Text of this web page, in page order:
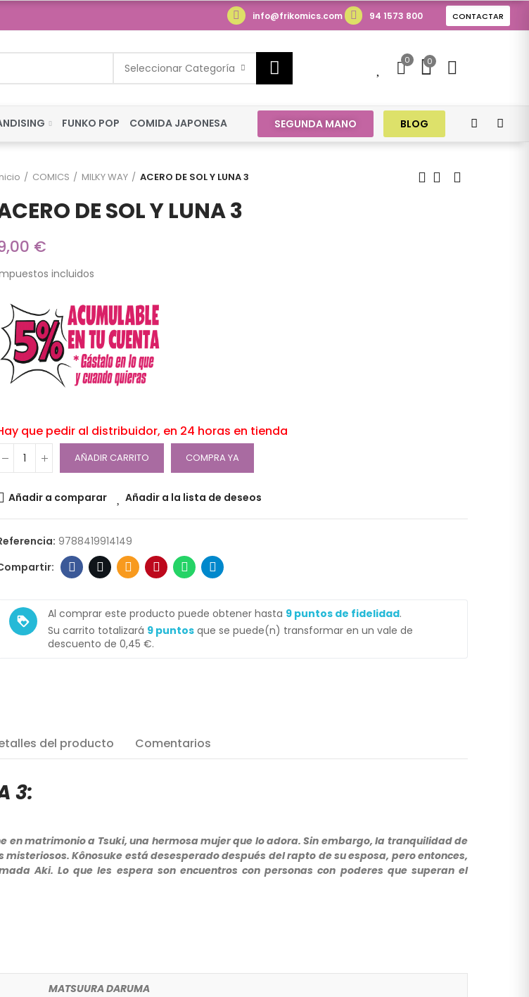
info@frikomics.com 94 1573 800 CONTACTAR
Seleccionar Categoría
0 0
FUNKO POP COMIDA JAPONESA SEGUNDA MANO BLOG
COMICS MILKY WAY ACERO DE SOL Y LUNA 3
DE SOL Y LUNA 3
€
incluidos
que pedir al distribuidor, en 24 horas en tienda
AÑADIR CARRITO COMPRA YA
Añadir a comparar Añadir a la lista de deseos
9788419914149
loyalty
Al comprar este producto puede obtener hasta 9 puntos de fidelidad.
Su carrito totalizará 9 puntos que se puede(n) transformar en un vale de
descuento de 0,45 €.
del producto Comentarios
3:
en matrimonio a Tsuki, una hermosa mujer que lo adora. Sin embargo, la tranquilidad de
Kônosuke está desesperado después del rapto de su esposa, pero entonces,
Aki. Lo que les espera son encuentros con personas con poderes que superan el
MATSUURA DARUMA